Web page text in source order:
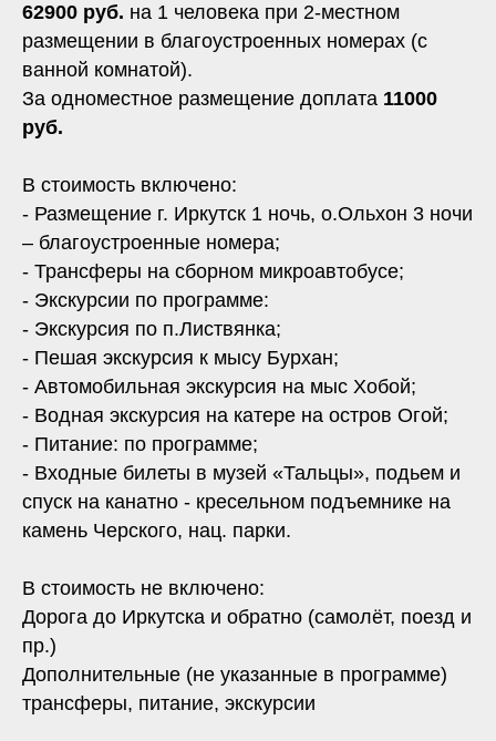
62900 руб. на 1 человека при 2-местном
размещении в благоустроенных номерах (с
ванной комнатой).
За одноместное размещение доплата 11000
руб.
В стоимость включено:
- Размещение г. Иркутск 1 ночь, о.Ольхон 3 ночи
– благоустроенные номера;
- Трансферы на сборном микроавтобусе;
- Экскурсии по программе:
- Экскурсия по п.Листвянка;
- Пешая экскурсия к мысу Бурхан;
- Автомобильная экскурсия на мыс Хобой;
- Водная экскурсия на катере на остров Огой;
- Питание: по программе;
- Входные билеты в музей «Тальцы», подьем и
спуск на канатно - кресельном подъемнике на
камень Черского, нац. парки.
В стоимость не включено:
Дорога до Иркутска и обратно (самолёт, поезд и
пр.)
Дополнительные (не указанные в программе)
трансферы, питание, экскурсии